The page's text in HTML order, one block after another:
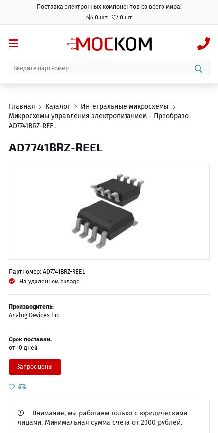
Поставка электронных компонентов со всего мира!
0 шт
0 шт
Главная Каталог
Интегральные микросхемы
Микросхемы управления электропитанием - Преобразователи
AD7741BRZ-REEL
AD7741BRZ-REEL
Партномер: AD7741BRZ-REEL
Срок поставки:
от 10 дней
На удаленном складе
Производитель:
Analog Devices Inc.
Запрос цены
Внимание, мы работаем только с юридическими
лицами. Минимальная сумма счета от 2000 рублей.